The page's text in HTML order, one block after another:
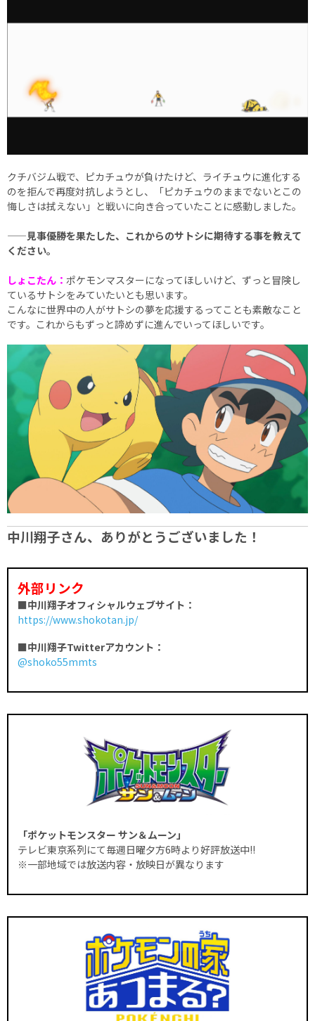
クチバジム戦で、ピカチュウが負けたけど、ライチュウに進化する
のを拒んで再度対抗しようとし、「ピカチュウのままでないとこの
悔しさは拭えない」と戦いに向き合っていたことに感動しました。
——見事優勝を果たした、これからのサトシに期待する事を教えて
ください。
しょこたん： ポケモンマスターになってほしいけど、ずっと冒険し
ているサトシをみていたいとも思います。
こんなに世界中の人がサトシの夢を応援するってことも素敵なこと
です。これからもずっと諦めずに進んでいってほしいです。
中川翔子さん、ありがとうございました！
外部リンク
■中川翔子オフィシャルウェブサイト：
https://www.shokotan.jp/
■中川翔子Twitterアカウント：
@shoko55mmts
「ポケットモンスター サン＆ムーン」
テレビ東京系列にて毎週日曜夕方6時より好評放送中!!
※一部地域では放送内容・放映日が異なります